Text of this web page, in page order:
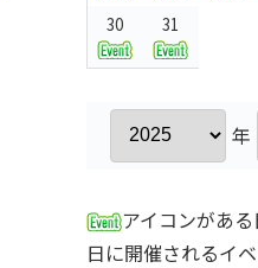
30 31
年
アイコンがあ
日に開催されるイ